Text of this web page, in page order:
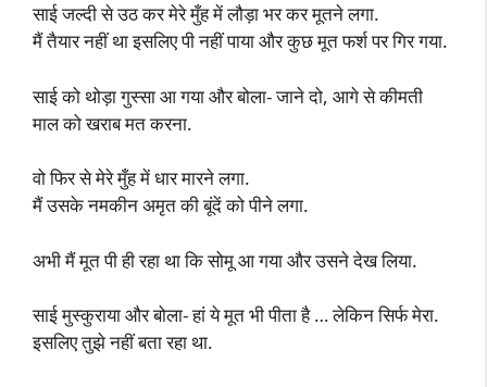
साई जल्दी से उठ कर मेरे मुँह में लौड़ा भर कर मूतने लगा.
मैं तैयार नहीं था इसलिए पी नहीं पाया और कुछ मूत फर्श पर गिर गया.
साई को थोड़ा गुस्सा आ गया और बोला- जाने दो, आगे से कीमती
माल को खराब मत करना.
वो फिर से मेरे मुँह में धार मारने लगा.
मैं उसके नमकीन अमृत की बूंदें को पीने लगा.
अभी मैं मूत पी ही रहा था कि सोमू आ गया और उसने देख लिया.
साई मुस्कुराया और बोला- हां ये मूत भी पीता है … लेकिन सिर्फ मेरा.
इसलिए तुझे नहीं बता रहा था.